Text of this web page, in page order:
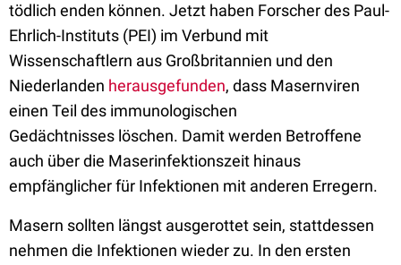
tödlich enden können. Jetzt haben Forscher des Paul-
Ehrlich-Instituts (PEI) im Verbund mit
Wissenschaftlern aus Großbritannien und den
Niederlanden herausgefunden, dass Masernviren
einen Teil des immunologischen
Gedächtnisses löschen. Damit werden Betroffene
auch über die Maserinfektionszeit hinaus
empfänglicher für Infektionen mit anderen Erregern.
Masern sollten längst ausgerottet sein, stattdessen
nehmen die Infektionen wieder zu. In den ersten